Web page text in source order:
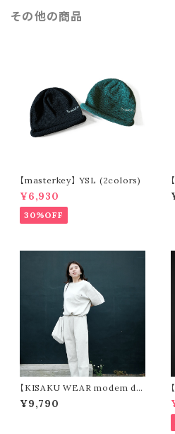
その他の商品
【masterkey】 YSL (2colors)
¥6,930
30%OFF
【KISAKU WEAR modem de
sign】kisaku waffle
¥9,790